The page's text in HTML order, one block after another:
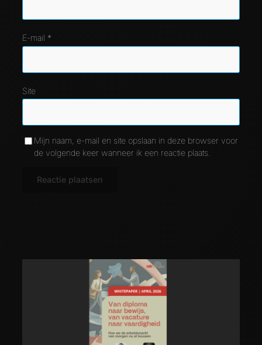
E-mail *
Site
Mijn naam, e-mail en site opslaan in deze browser voor
de volgende keer wanneer ik een reactie plaats.